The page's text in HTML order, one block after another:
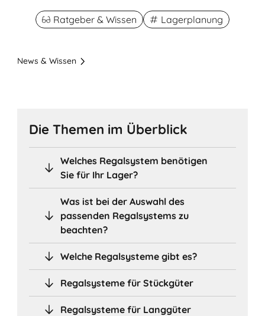
Ratgeber & Wissen Lagerplanung
News & Wissen
Die Themen im Überblick
Welches Regalsystem benötigen
Sie für Ihr Lager?
Was ist bei der Auswahl des
passenden Regalsystems zu
beachten?
Welche Regalsysteme gibt es?
Regalsysteme für Stückgüter
Regalsysteme für Langgüter